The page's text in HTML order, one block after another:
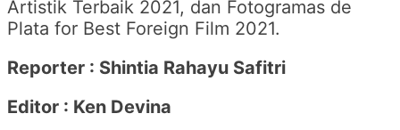
Artistik Terbaik 2021, dan Fotogramas de
Plata for Best Foreign Film 2021.
Reporter : Shintia Rahayu Safitri
Editor : Ken Devina